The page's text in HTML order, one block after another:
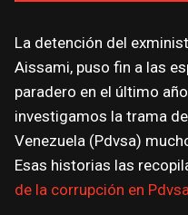
La detención del
Aissami, puso fin a las
paradero en el último
investigamos la trama
Venezuela (Pdvsa)
Esas historias las
de la corrupción en